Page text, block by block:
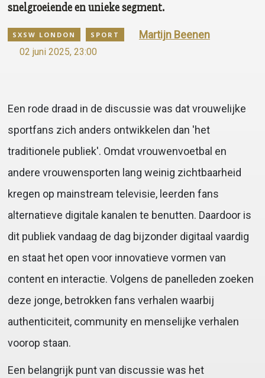
SXSW LONDON SPORT
02 juni 2025, 23:00
Martijn Beenen
snelgroeiende en unieke segment.
Een rode draad in de discussie was dat vrouwelijke
sportfans zich anders ontwikkelen dan 'het
traditionele publiek'. Omdat vrouwenvoetbal en
andere vrouwensporten lang weinig zichtbaarheid
kregen op mainstream televisie, leerden fans
alternatieve digitale kanalen te benutten. Daardoor is
dit publiek vandaag de dag bijzonder digitaal vaardig
en staat het open voor innovatieve vormen van
content en interactie. Volgens de panelleden zoeken
deze jonge, betrokken fans verhalen waarbij
authenticiteit, community en menselijke verhalen
voorop staan.
Een belangrijk punt van discussie was het